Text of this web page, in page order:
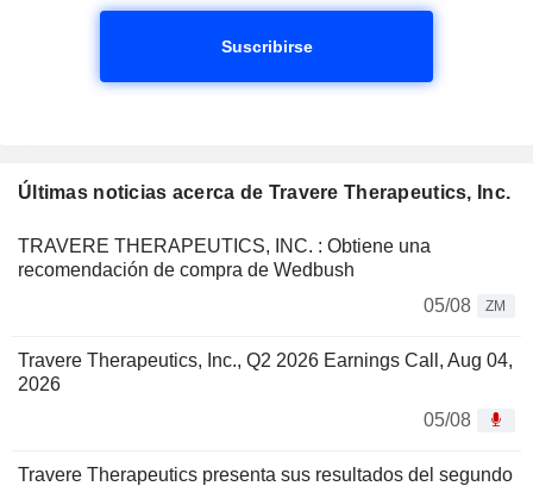
Suscribirse
Últimas noticias acerca de Travere Therapeutics, Inc.
TRAVERE THERAPEUTICS, INC. : Obtiene una
recomendación de compra de Wedbush
05/08
ZM
Travere Therapeutics, Inc., Q2 2026 Earnings Call, Aug 04,
2026
05/08
Travere Therapeutics presenta sus resultados del segundo